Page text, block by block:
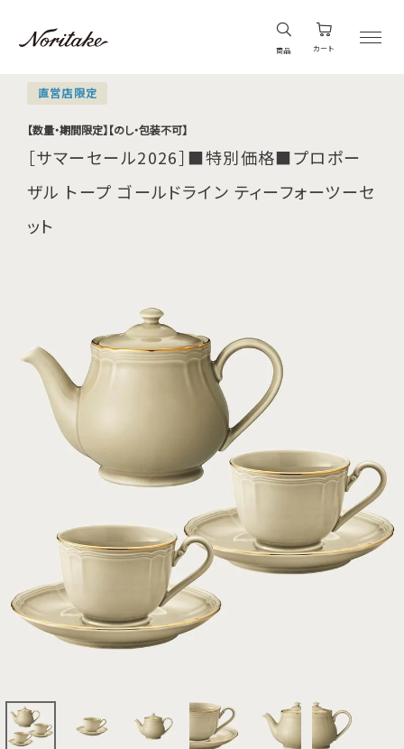
商品 カート
直営店限定
【数量・期間限定】【のし・包装不可】
［サマーセール2026］■特別価格■プロポー
ザル トープ ゴールドライン ティーフォーツーセ
ット